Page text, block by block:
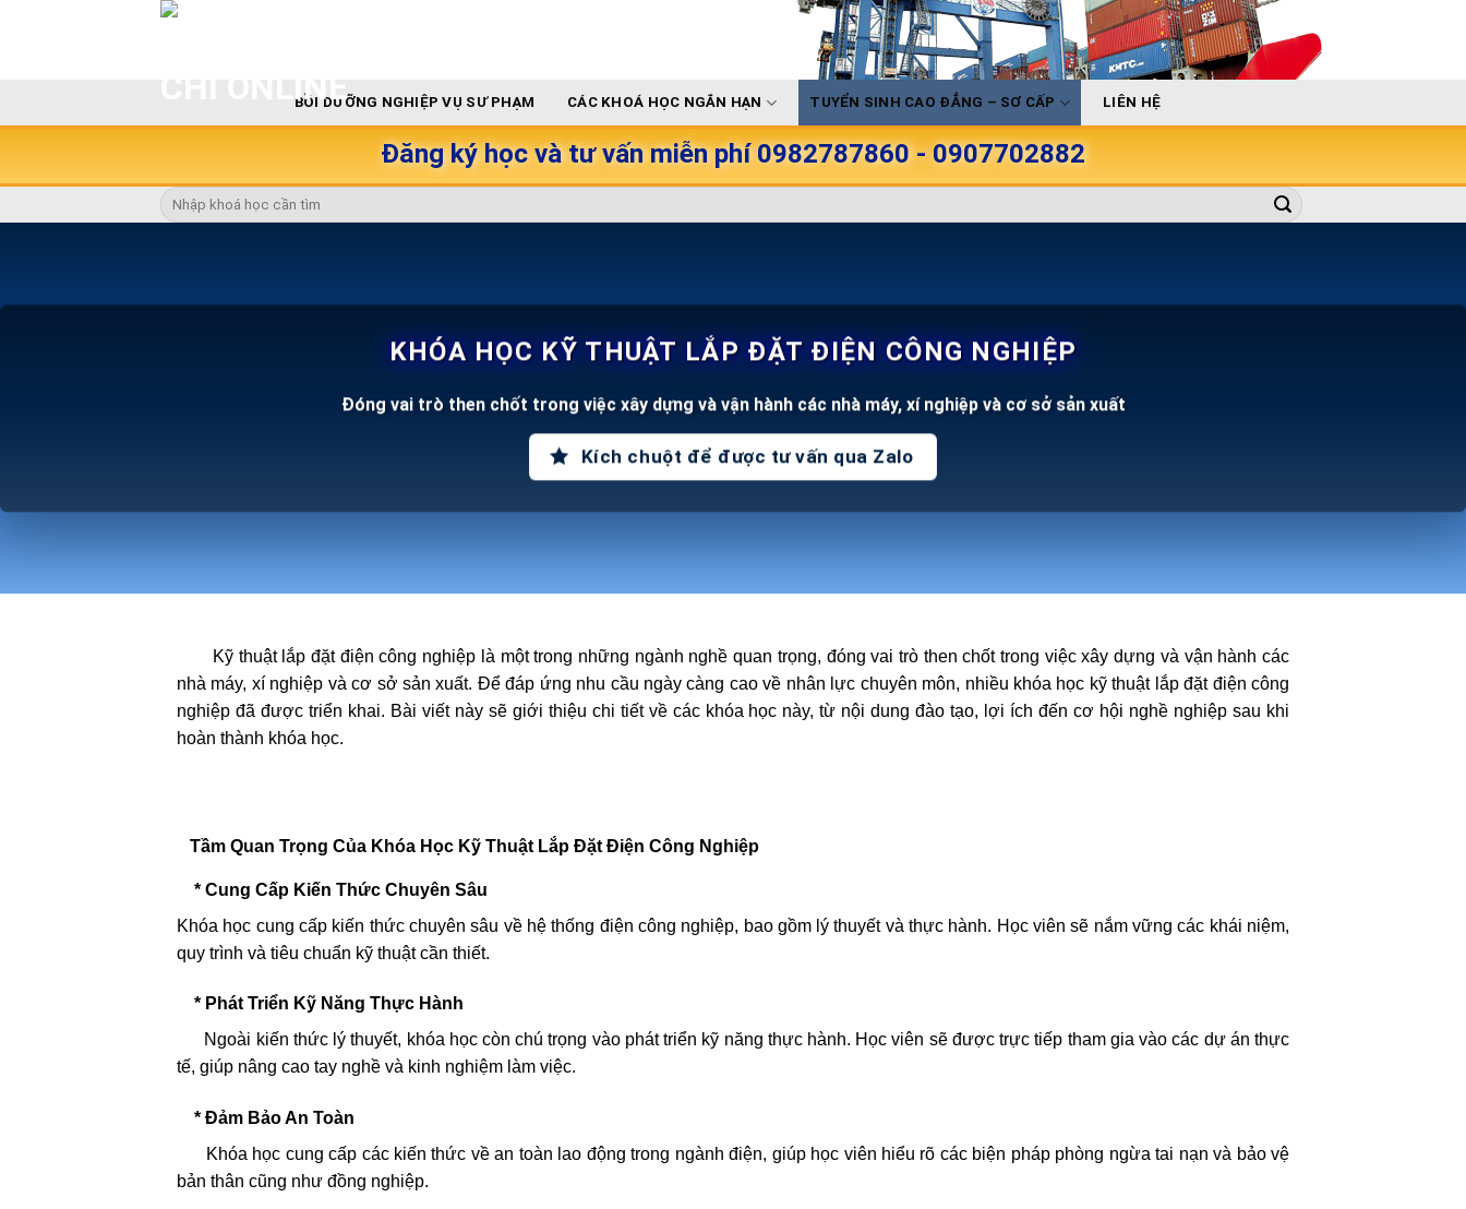
BỒI DƯỠNG NGHIỆP VỤ SƯ PHẠM CÁC KHOÁ HỌC NGẮN HẠN TUYỂN SINH CAO ĐẲNG – SƠ CẤP LIÊN HỆ
Đăng ký học và tư vấn miễn phí 0982787860 - 0907702882
KHÓA HỌC KỸ THUẬT LẮP ĐẶT ĐIỆN CÔNG NGHIỆP
Đóng vai trò then chốt trong việc xây dựng và vận hành các nhà máy, xí nghiệp và cơ sở sản xuất
Kích chuột để được tư vấn qua Zalo
Kỹ thuật lắp đặt điện công nghiệp là một trong những ngành nghề quan trọng, đóng vai trò then chốt trong việc xây dựng và vận hành các
nhà máy, xí nghiệp và cơ sở sản xuất. Để đáp ứng nhu cầu ngày càng cao về nhân lực chuyên môn, nhiều khóa học kỹ thuật lắp đặt điện công
nghiệp đã được triển khai. Bài viết này sẽ giới thiệu chi tiết về các khóa học này, từ nội dung đào tạo, lợi ích đến cơ hội nghề nghiệp sau khi
hoàn thành khóa học.
Tầm Quan Trọng Của Khóa Học Kỹ Thuật Lắp Đặt Điện Công Nghiệp
* Cung Cấp Kiến Thức Chuyên Sâu
Khóa học cung cấp kiến thức chuyên sâu về hệ thống điện công nghiệp, bao gồm lý thuyết và thực hành. Học viên sẽ nắm vững các khái niệm,
quy trình và tiêu chuẩn kỹ thuật cần thiết.
* Phát Triển Kỹ Năng Thực Hành
Ngoài kiến thức lý thuyết, khóa học còn chú trọng vào phát triển kỹ năng thực hành. Học viên sẽ được trực tiếp tham gia vào các dự án thực
tế, giúp nâng cao tay nghề và kinh nghiệm làm việc.
* Đảm Bảo An Toàn
Khóa học cung cấp các kiến thức về an toàn lao động trong ngành điện, giúp học viên hiểu rõ các biện pháp phòng ngừa tai nạn và bảo vệ
bản thân cũng như đồng nghiệp.